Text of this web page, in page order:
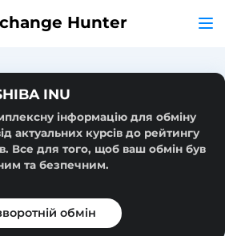
Hunter
INU
інформацію для обміну
актуальних курсів до рейтингу
Все для того, щоб ваш обмін був
та безпечним.
обмін